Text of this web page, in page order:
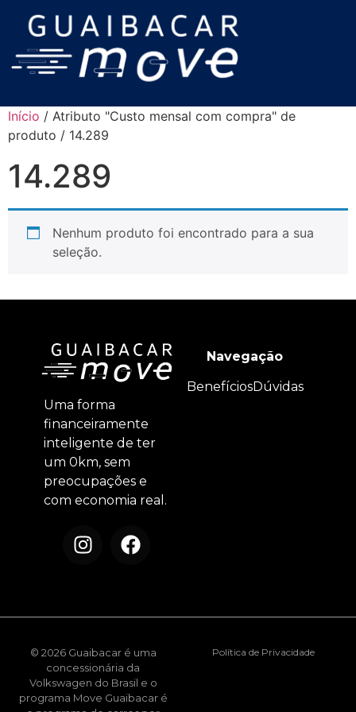
Início / Atributo "Custo mensal com compra" de
produto / 14.289
14.289
Nenhum produto foi encontrado para a sua
seleção.
Uma forma
financeiramente
inteligente de ter
um 0km, sem
preocupações e
com economia real.
Navegação
BenefíciosDúvidas
© 2026 Guaibacar é uma
concessionária da
Volkswagen do Brasil e o
programa Move Guaibacar é
Política de Privacidade